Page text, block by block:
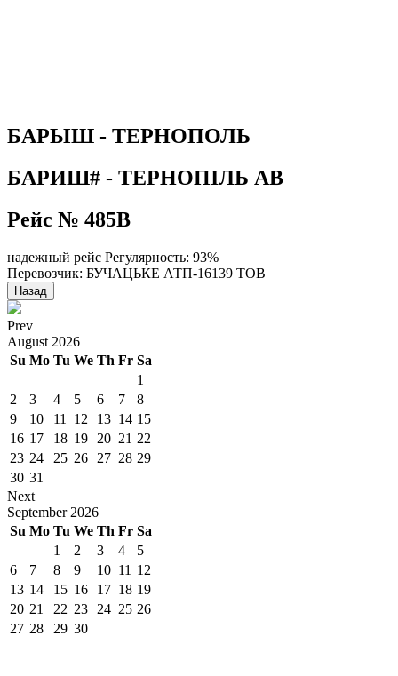
БАРЫШ - ТЕРНОПОЛЬ
БАРИШ# - ТЕРНОПІЛЬ АВ
Рейс № 485В
надежный рейс Регулярность: 93%
Перевозчик: БУЧАЦЬКЕ АТП-16139 ТОВ
Назад
Prev
August 2026
Su Mo Tu We Th Fr Sa
1
2
3 4 5 6 7
8
9
10 11 12 13 14 15
16 17 18 19 20 21 22
23 24 25 26 27 28 29
30 31
Next
September 2026
Su Mo Tu We Th Fr Sa
1
2 3 4
5
6
7 8 9 10 11 12
13 14 15 16 17 18 19
20 21 22 23 24 25 26
27 28 29 30